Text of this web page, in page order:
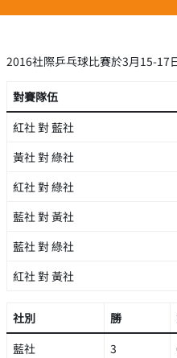
2016社際乒乓球比賽於3月15-17
對賽隊伍
紅社 對 藍社
黃社 對 綠社
紅社 對 綠社
藍社 對 黃社
藍社 對 綠社
紅社 對 黃社
社別 勝
藍社
3